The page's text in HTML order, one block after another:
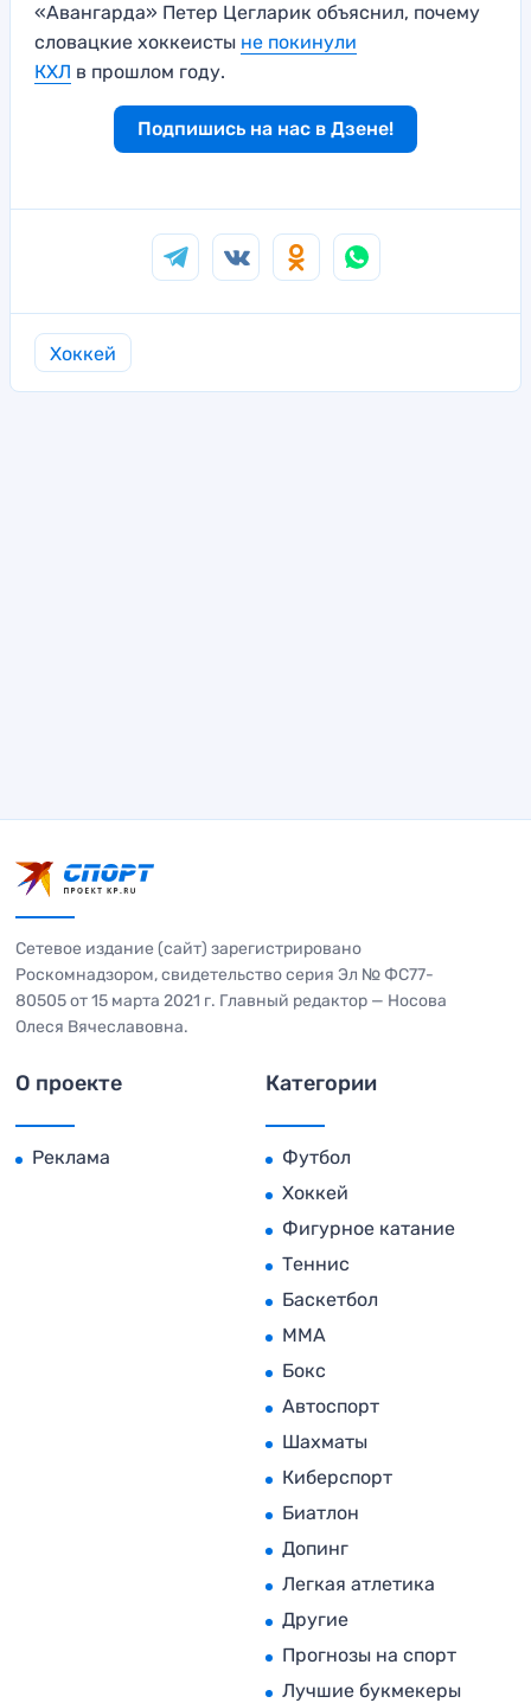
«Авангарда» Петер Цегларик объяснил, почему
словацкие хоккеисты не покинули
КХЛ в прошлом году.
Подпишись на нас в Дзене!
Хоккей
Сетевое издание (сайт) зарегистрировано
Роскомнадзором, свидетельство серия Эл № ФС77-
80505 от 15 марта 2021 г. Главный редактор — Носова
Олеся Вячеславовна.
О проекте
Реклама
Категории
Футбол
Хоккей
Фигурное катание
Теннис
Баскетбол
MMA
Бокс
Автоспорт
Шахматы
Киберспорт
Биатлон
Допинг
Легкая атлетика
Другие
Прогнозы на спорт
Лучшие букмекеры